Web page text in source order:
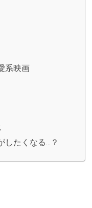
系映画
したくなる…？